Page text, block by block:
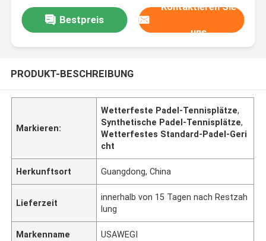
Bestpreis
Kontaktieren Sie
uns
PRODUKT-BESCHREIBUNG
Markieren:
Wetterfeste Padel-Tennisplätze,
Synthetische Padel-Tennisplätze,
Wetterfestes Standard-Padel-Geri
cht
Herkunftsort Guangdong, China
Lieferzeit
innerhalb von 15 Tagen nach Restzah
lung
Markenname USAWEGI